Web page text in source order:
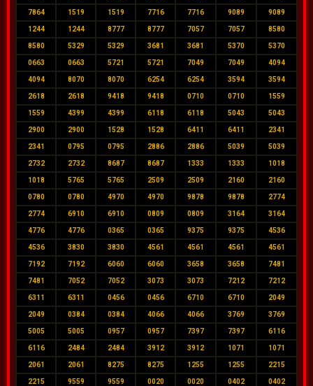
7864 1519 1519 7716 7716 9089 9089
1244 1244 8777 8777 7057 7057 8580
8580 5329 5329 3681 3681 5370 5370
0663 0663 5721 5721 7049 7049 4094
4094 8070 8070 6254 6254 3594 3594
2618 2618 9418 9418 0710 0710 1559
1559 4399 4399 6118 6118 5043 5043
2900 2900 1528 1528 6411 6411 2341
2341 0795 0795 2886 2886 5039 5039
2732 2732 8687 8687 1333 1333 1018
1018 5765 5765 2509 2509 2160 2160
0780 0780 4970 4970 9878 9878 2774
2774 6910 6910 0809 0809 3164 3164
4776 4776 0365 0365 9375 9375 4536
4536 3830 3830 4561 4561 4561 4561
7192 7192 6060 6060 3658 3658 7481
7481 7052 7052 3073 3073 7212 7212
6311 6311 0456 0456 6710 6710 2049
2049 0384 0384 4066 4066 3769 3769
5005 5005 0957 0957 7397 7397 6116
6116 2484 2484 3912 3912 1071 1071
2061 2061 8275 8275 1255 1255 2215
2215 9559 9559 0020 0020 0402 0402